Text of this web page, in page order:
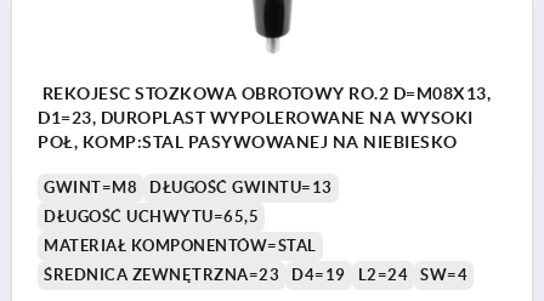
REKOJESC STOZKOWA OBROTOWY RO.2 D=M08X13,
D1=23, DUROPLAST WYPOLEROWANE NA WYSOKI
POŁ, KOMP:STAL PASYWOWANEJ NA NIEBIESKO
GWINT=M8
DŁUGOŚĆ GWINTU=13
DŁUGOŚĆ UCHWYTU=65,5
MATERIAŁ KOMPONENTÓW=STAL
ŚREDNICA ZEWNĘTRZNA=23
D4=19 L2=24 SW=4